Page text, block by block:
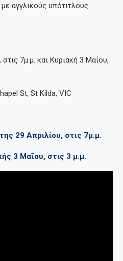
με αγγλικούς υπότιτλους.
7μ.μ. και Κυριακή 3 Μαΐου,
St, St Kilda, VIC
29 Απριλίου, στις 7μ.μ.
3 Μαΐου, στις 3 μ.μ.